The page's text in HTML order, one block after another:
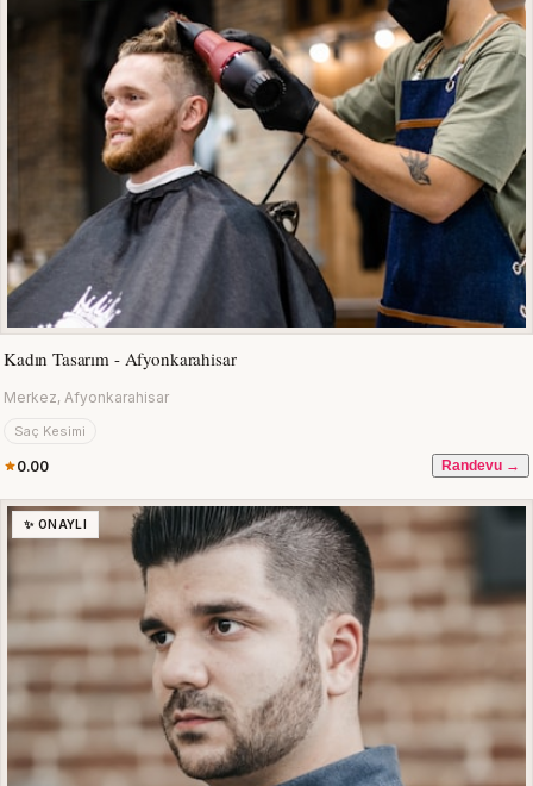
Kadın Tasarım - Afyonkarahisar
Merkez, Afyonkarahisar
Saç Kesimi
0.00 Randevu →
✨ ONAYLI